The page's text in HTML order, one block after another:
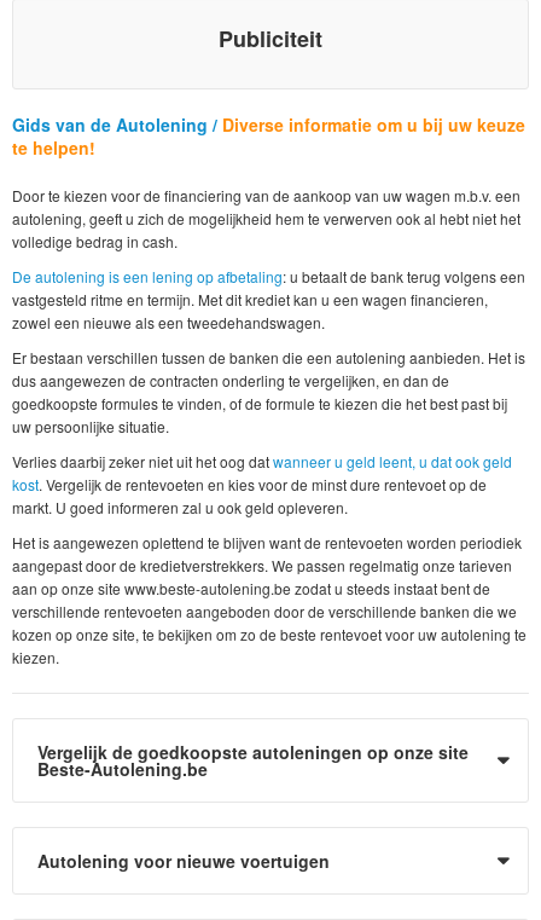
Publiciteit
Gids van de Autolening / Diverse informatie om u bij uw keuze
te helpen!
Door te kiezen voor de financiering van de aankoop van uw wagen m.b.v. een
autolening, geeft u zich de mogelijkheid hem te verwerven ook al hebt niet het
volledige bedrag in cash.
De autolening is een lening op afbetaling: u betaalt de bank terug volgens een
vastgesteld ritme en termijn. Met dit krediet kan u een wagen financieren,
zowel een nieuwe als een tweedehandswagen.
Er bestaan verschillen tussen de banken die een autolening aanbieden. Het is
dus aangewezen de contracten onderling te vergelijken, en dan de
goedkoopste formules te vinden, of de formule te kiezen die het best past bij
uw persoonlijke situatie.
Verlies daarbij zeker niet uit het oog datwanneer u geld leent, u dat ook geld
kost. Vergelijk de rentevoeten en kies voor de minst dure rentevoet op de
markt. U goed informeren zal u ook geld opleveren.
Het is aangewezen oplettend te blijven want de rentevoeten worden periodiek
aangepast door de kredietverstrekkers. We passen regelmatig onze tarieven
aan op onze site www.beste-autolening.be zodat u steeds instaat bent de
verschillende rentevoeten aangeboden door de verschillende banken die we
kozen op onze site, te bekijken om zo de beste rentevoet voor uw autolening te
kiezen.
Vergelijk de goedkoopste autoleningen op onze site
Beste-Autolening.be
Autolening voor nieuwe voertuigen